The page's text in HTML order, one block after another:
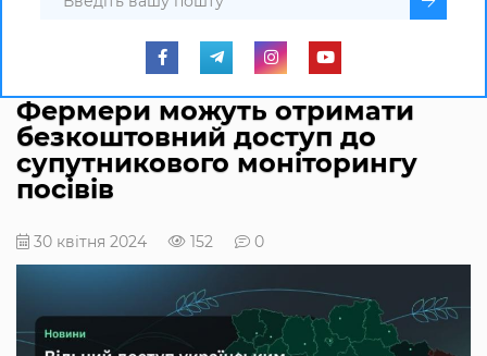
Фермери можуть отримати
безкоштовний доступ до
супутникового моніторингу
посівів
30 квітня 2024 152 0